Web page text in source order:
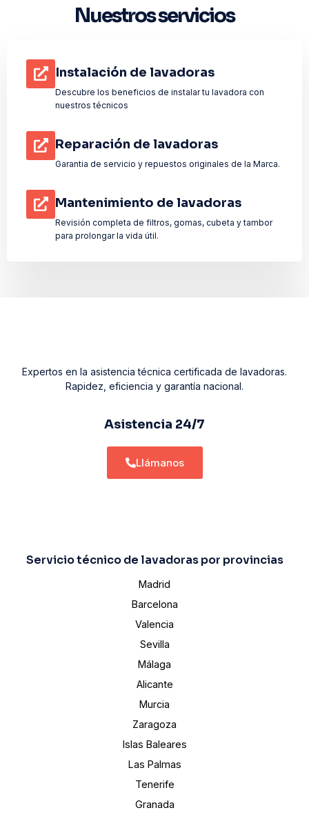
Nuestros servicios
Instalación de lavadoras
Descubre los beneficios de instalar tu lavadora con
nuestros técnicos
Reparación de lavadoras
Garantia de servicio y repuestos originales de la Marca.
Mantenimiento de lavadoras
Revisión completa de filtros, gomas, cubeta y tambor
para prolongar la vida útil.
Expertos en la asistencia técnica certificada de lavadoras.
Rapidez, eficiencia y garantía nacional.
Asistencia 24/7
Llámanos
Servicio técnico de lavadoras por provincias
Madrid
Barcelona
Valencia
Sevilla
Málaga
Alicante
Murcia
Zaragoza
Islas Baleares
Las Palmas
Tenerife
Granada